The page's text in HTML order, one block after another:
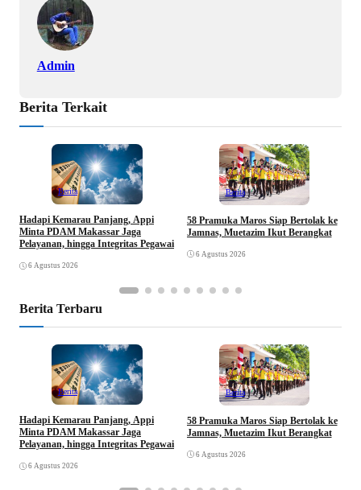
k p
Admin
Berita Terkait
Berita
Hadapi Kemarau Panjang, Appi
Minta PDAM Makassar Jaga
Pelayanan, hingga Integritas Pegawai
6 Agustus 2026
Berita
58 Pramuka Maros Siap Bertolak ke
Jamnas, Muetazim Ikut Berangkat
6 Agustus 2026
Berita Terbaru
Berita
Hadapi Kemarau Panjang, Appi
Minta PDAM Makassar Jaga
Pelayanan, hingga Integritas Pegawai
6 Agustus 2026
Berita
58 Pramuka Maros Siap Bertolak ke
Jamnas, Muetazim Ikut Berangkat
6 Agustus 2026